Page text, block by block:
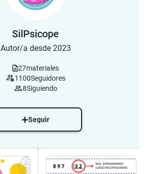
SilPsicope
Autor/a desde 2023
27materiales
1100Seguidores
8Siguiendo
Seguir